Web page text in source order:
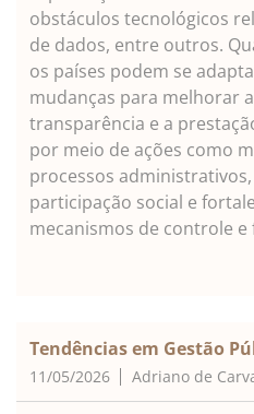
obstáculos tecnológicos
de dados, entre outros.
os países podem se
mudanças para melhorar
transparência e a
por meio de ações como
processos
participação social e
mecanismos de controle e
Tendências em Gestão
11/05/2026 Adriano de